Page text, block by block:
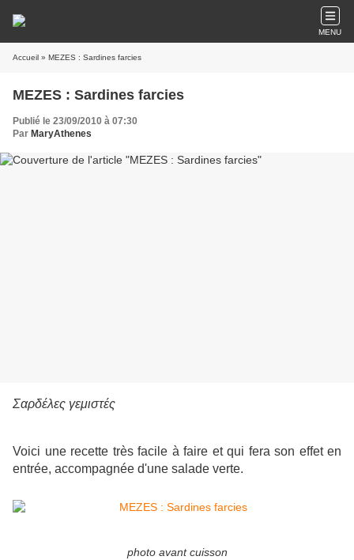
MENU
Accueil » MEZES : Sardines farcies
MEZES : Sardines farcies
Publié le 23/09/2010 à 07:30
Par MaryAthenes
Σαρδέλες γεμιστές
Voici une recette très facile à faire et qui fera son effet en
entrée, accompagnée d'une salade verte.
photo avant cuisson